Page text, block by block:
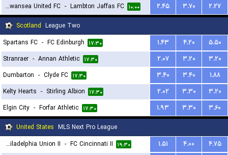
Belmont Swansea United FC
- Lambton Jaffas FC ۱۰:۰۰ ۲.۴۵ ۳.۷۰
۲.۲۷
Scotland League Two
Spartans FC - FC Edinburgh ۱۷:۳۰ ۱.۴۳ ۴.۲۰
۵.۵۰
Stranraer - Annan Athletic ۱۷:۳۰ ۲.۰۷ ۳.۲۰
۳.۲۰
Dumbarton - Clyde FC ۱۷:۳۰ ۳.۴۰ ۳.۴۰
۱.۸۸
Kelty Hearts - Stirling Albion ۱۷:۳۰ ۲.۰۲ ۳.۳۰
۳.۲۰
Elgin City - Forfar Athletic ۱۷:۳۰ ۱.۹۳ ۳.۳۰
۳.۶۰
United States MLS Next Pro League
Philadelphia Union II
- FC Cincinnati II ۱۹:۳۰ ۱.۵۱ ۴.۰۰
۴.۷۵